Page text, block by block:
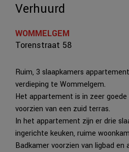
Verhuurd
WOMMELGEM
Torenstraat 58
Ruim, 3 slaapkamers
verdieping te Wommelgem.
Het appartement is in zeer
voorzien van een zuid terras.
In het appartement zijn er drie
ingerichte keuken, ruime
Badkamer voorzien van ligbad en